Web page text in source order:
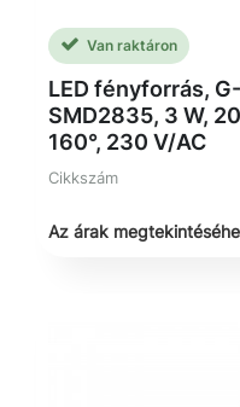
Van raktáron
LED fényforrás,
SMD2835, 3 W,
160°, 230 V/AC
Cikkszám
Az árak